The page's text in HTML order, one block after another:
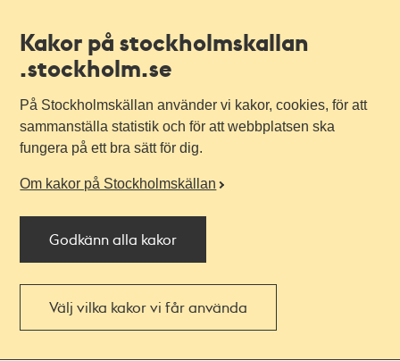
Kakor på stockholmskallan
.stockholm.se
På Stockholmskällan använder vi kakor, cookies, för att
sammanställa statistik och för att webbplatsen ska
fungera på ett bra sätt för dig.
Om kakor på Stockholmskällan
Godkänn alla kakor
Välj vilka kakor vi får använda